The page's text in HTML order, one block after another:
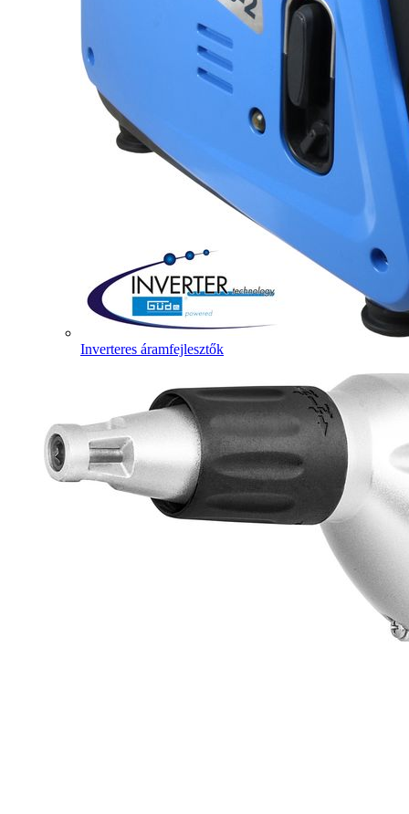
Inverteres áramfejlesztők